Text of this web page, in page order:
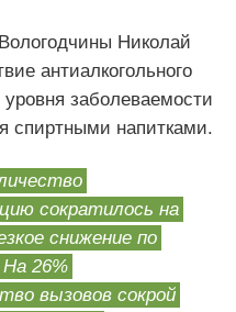
Николай
антиалкогольного
заболеваемости
спиртными напитками.
сократилось на
снижение по
26%
вызовов сокрой